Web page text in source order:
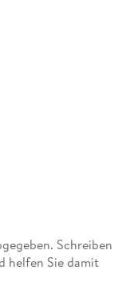
Schreiben
helfen Sie damit